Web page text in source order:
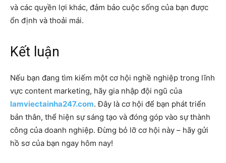
và các quyền lợi khác, đảm bảo cuộc sống của bạn được
ổn định và thoải mái.
Kết luận
Nếu bạn đang tìm kiếm một cơ hội nghề nghiệp trong lĩnh
vực content marketing, hãy gia nhập đội ngũ của
lamviectainha247.com. Đây là cơ hội để bạn phát triển
bản thân, thể hiện sự sáng tạo và đóng góp vào sự thành
công của doanh nghiệp. Đừng bỏ lỡ cơ hội này – hãy gửi
hồ sơ của bạn ngay hôm nay!